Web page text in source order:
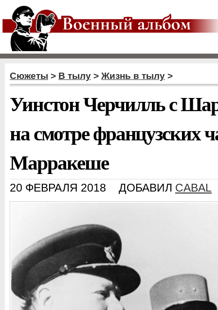
Сюжеты > В тылу > Жизнь в тылу >
Уинстон Черчилль с
на смотре французских
Марракеше
20 ФЕВРАЛЯ 2018 ДОБАВИЛ CABAL